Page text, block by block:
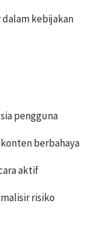
kebijakan
pengguna
berbahaya
aktif
risiko